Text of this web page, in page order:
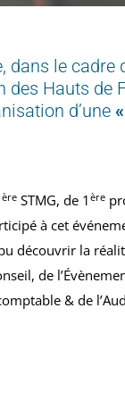
dans le cadre
des Hauts de
d’une «
ère STMG, de 1 ère
à cet
découvrir la
de
& de